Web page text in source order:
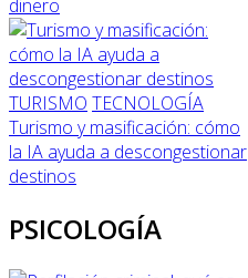
dinero
TURISMO TECNOLOGÍA
Turismo y masificación: cómo
la IA ayuda a descongestionar
destinos
PSICOLOGÍA